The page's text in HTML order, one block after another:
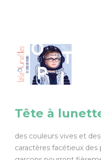
Tête à
des couleurs vives et
caractères facétieux